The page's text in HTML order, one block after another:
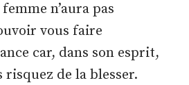
n’aura pas
vous faire
car, dans son esprit,
de la blesser.